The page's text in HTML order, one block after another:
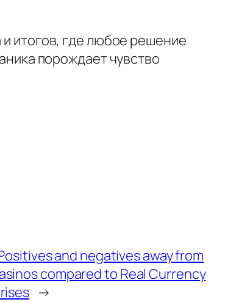
итогов, где любое решение
порождает чувство
and negatives away from
compared to Real Currency
→